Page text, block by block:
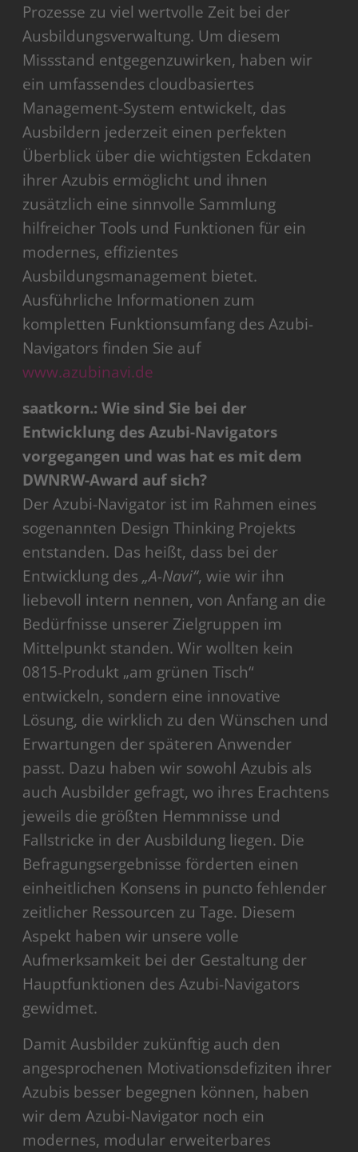
Prozesse zu viel wertvolle Zeit bei der
Ausbildungsverwaltung. Um diesem
Missstand entgegenzuwirken, haben wir
ein umfassendes cloudbasiertes
Management-System entwickelt, das
Ausbildern jederzeit einen perfekten
Überblick über die wichtigsten Eckdaten
ihrer Azubis ermöglicht und ihnen
zusätzlich eine sinnvolle Sammlung
hilfreicher Tools und Funktionen für ein
modernes, effizientes
Ausbildungsmanagement bietet.
Ausführliche Informationen zum
kompletten Funktionsumfang des Azubi-
Navigators finden Sie auf
www.azubinavi.de
saatkorn.: Wie sind Sie bei der
Entwicklung des Azubi-Navigators
vorgegangen und was hat es mit dem
DWNRW-Award auf sich?
Der Azubi-Navigator ist im Rahmen eines
sogenannten Design Thinking Projekts
entstanden. Das heißt, dass bei der
Entwicklung des„A-Navi“, wie wir ihn
liebevoll intern nennen, von Anfang an die
Bedürfnisse unserer Zielgruppen im
Mittelpunkt standen. Wir wollten kein
0815-Produkt „am grünen Tisch“
entwickeln, sondern eine innovative
Lösung, die wirklich zu den Wünschen und
Erwartungen der späteren Anwender
passt. Dazu haben wir sowohl Azubis als
auch Ausbilder gefragt, wo ihres Erachtens
jeweils die größten Hemmnisse und
Fallstricke in der Ausbildung liegen. Die
Befragungsergebnisse förderten einen
einheitlichen Konsens in puncto fehlender
zeitlicher Ressourcen zu Tage. Diesem
Aspekt haben wir unsere volle
Aufmerksamkeit bei der Gestaltung der
Hauptfunktionen des Azubi-Navigators
gewidmet.
Damit Ausbilder zukünftig auch den
angesprochenen Motivationsdefiziten ihrer
Azubis besser begegnen können, haben
wir dem Azubi-Navigator noch ein
modernes, modular erweiterbares